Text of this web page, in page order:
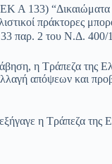
Α 133)
πράκτορες
παρ. 2 του Ν.Δ.
η Τράπεζα της
απόψεων και
η Τράπεζα της